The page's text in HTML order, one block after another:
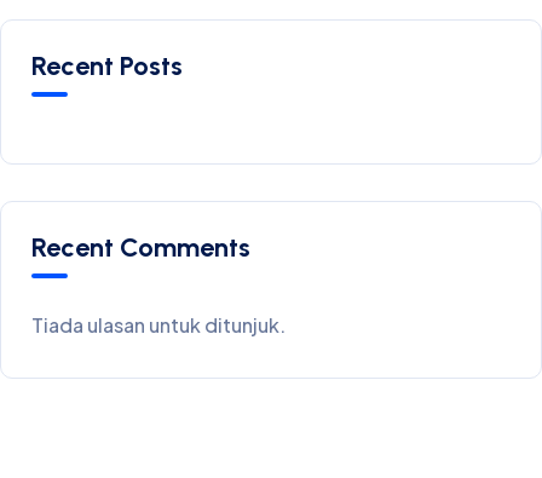
Recent Posts
Recent Comments
Tiada ulasan untuk ditunjuk.